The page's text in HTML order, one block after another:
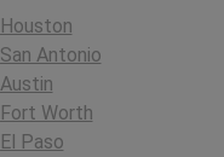
Houston
San Antonio
Austin
Fort Worth
El Paso